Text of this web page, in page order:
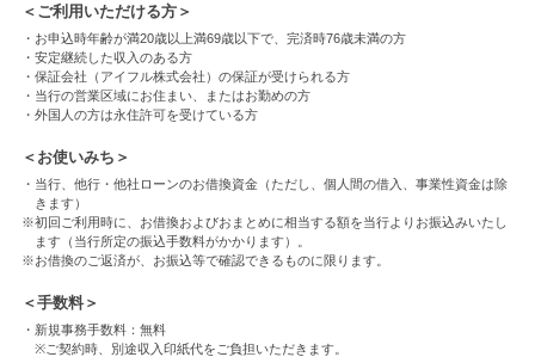
＜ご利用いただける方＞
・お申込時年齢が満20歳以上満69歳以下で、完済時76歳未満の方
・安定継続した収入のある方
・保証会社（アイフル株式会社）の保証が受けられる方
・当行の営業区域にお住まい、またはお勤めの方
・外国人の方は永住許可を受けている方
＜お使いみち＞
・当行、他行・他社ローンのお借換資金（ただし、個人間の借入、事業性資金は除
きます）
※初回ご利用時に、お借換およびおまとめに相当する額を当行よりお振込みいたし
ます（当行所定の振込手数料がかかります）。
※お借換のご返済が、お振込等で確認できるものに限ります。
＜手数料＞
・新規事務手数料：無料
※ご契約時、別途収入印紙代をご負担いただきます。